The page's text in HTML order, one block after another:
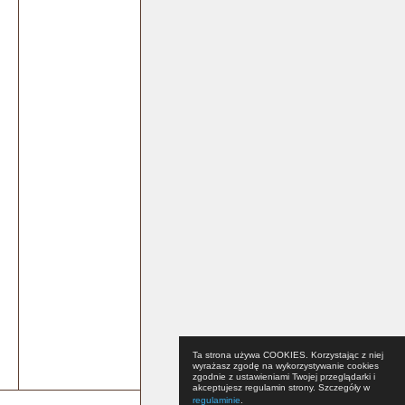
Ta strona używa COOKIES. Korzystając z niej
wyrażasz zgodę na wykorzystywanie cookies
zgodnie z ustawieniami Twojej przeglądarki i
akceptujesz regulamin strony. Szczegóły w
regulaminie